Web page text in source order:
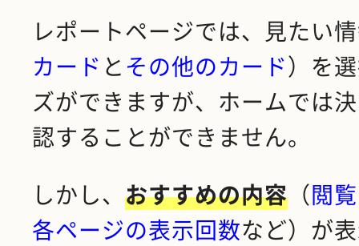
レポートページでは、見たい
カード と その他のカード）を
ズができますが、ホームでは
認することができません。
しかし、 おすすめの内容 （閲
各ページの表示回数など）が